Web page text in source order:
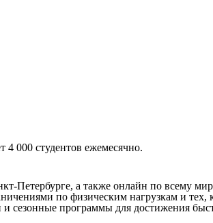
4 000 студентов ежемесячно.
Петербурге, а также онлайн по всему
по физическим нагрузкам и тех,
сезонные программы для достижения